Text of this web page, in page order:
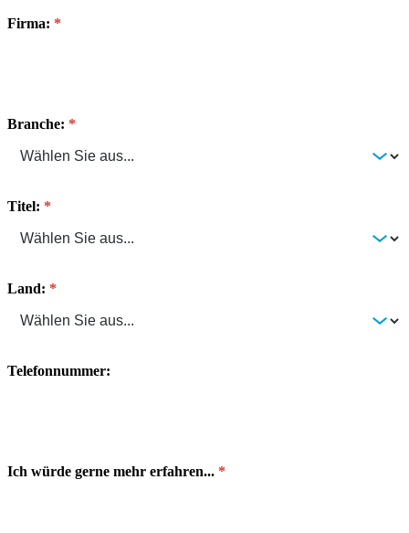
Firma:
Branche:
Titel:
Land:
Telefonnummer:
Ich würde gerne mehr erfahren...